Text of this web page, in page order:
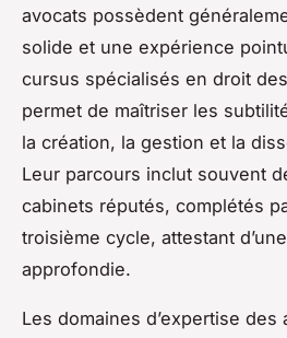
avocats possèdent
solide et une expérience
cursus spécialisés en droit
permet de maîtriser les
la création, la gestion et la
Leur parcours inclut souvent
cabinets réputés, complétés
troisième cycle, attestant
approfondie.
Les domaines d’expertise